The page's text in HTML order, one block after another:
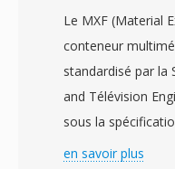
Le MXF (Material
conteneur
standardisé par la
and Télévision
sous la
les industries de
en savoir plus